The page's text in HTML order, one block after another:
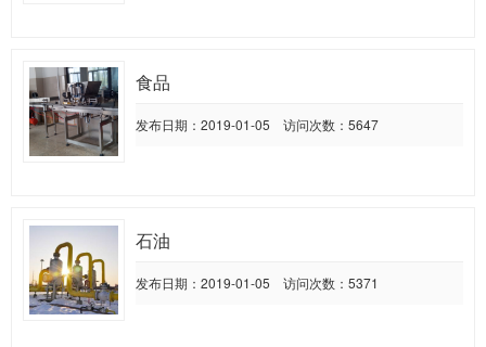
食品
发布日期：2019-01-05 访问次数：5647
石油
发布日期：2019-01-05 访问次数：5371